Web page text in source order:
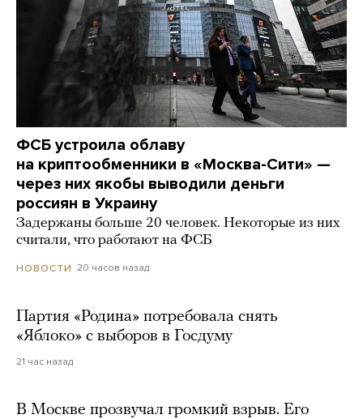
ФСБ устроила облаву
на криптообменники в «Москва-Сити» —
через них якобы выводили деньги
россиян в Украину
Задержаны больше 20 человек. Некоторые из них
считали, что работают на ФСБ
НОВОСТИ 20 часов назад
Партия «Родина» потребовала снять
«Яблоко» с выборов в Госдуму
21 час назад
В Москве прозвучал громкий взрыв. Его